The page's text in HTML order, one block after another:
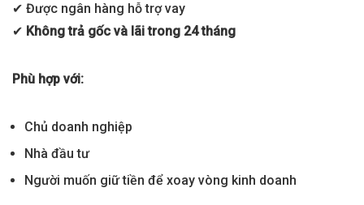
✔ Được ngân hàng hỗ trợ vay
✔ Không trả gốc và lãi trong 24 tháng
Phù hợp với:
Chủ doanh nghiệp
Nhà đầu tư
Người muốn giữ tiền để xoay vòng kinh doanh